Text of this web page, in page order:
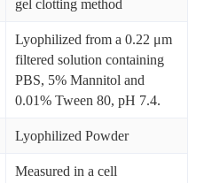
gel clotting method
Lyophilized from a 0.22 μm
filtered solution containing
PBS, 5% Mannitol and
0.01% Tween 80, pH 7.4.
Lyophilized Powder
Measured in a cell